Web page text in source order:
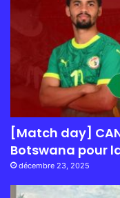
[Match day]
Botswana pour
décembre 23, 2025